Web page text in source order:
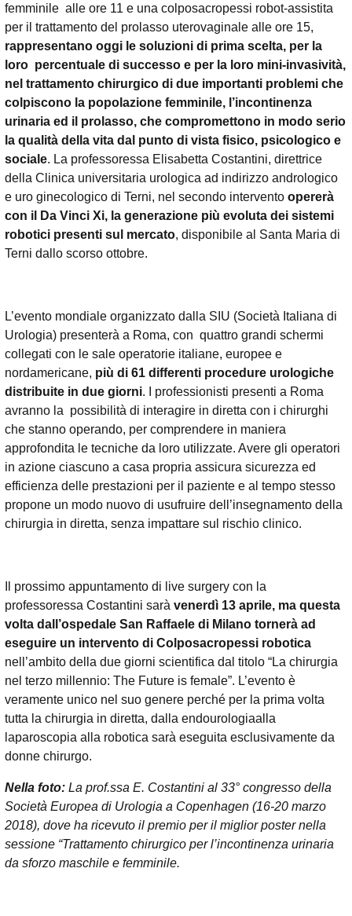
femminile alle ore 11 e una colposacropessi robot-assistita
per il trattamento del prolasso uterovaginale alle ore 15,
rappresentano oggi le soluzioni di prima scelta, per la
loro percentuale di successo e per la loro mini-invasività,
nel trattamento chirurgico di due importanti problemi che
colpiscono la popolazione femminile, l’incontinenza
urinaria ed il prolasso, che compromettono in modo serio
la qualità della vita dal punto di vista fisico, psicologico e
sociale. La professoressa Elisabetta Costantini, direttrice
della Clinica universitaria urologica ad indirizzo andrologico
e uro ginecologico di Terni, nel secondo intervento opererà
con il Da Vinci Xi, la generazione più evoluta dei sistemi
robotici presenti sul mercato, disponibile al Santa Maria di
Terni dallo scorso ottobre.
L’evento mondiale organizzato dalla SIU (Società Italiana di
Urologia) presenterà a Roma, con quattro grandi schermi
collegati con le sale operatorie italiane, europee e
nordamericane, più di 61 differenti procedure urologiche
distribuite in due giorni. I professionisti presenti a Roma
avranno la possibilità di interagire in diretta con i chirurghi
che stanno operando, per comprendere in maniera
approfondita le tecniche da loro utilizzate. Avere gli operatori
in azione ciascuno a casa propria assicura sicurezza ed
efficienza delle prestazioni per il paziente e al tempo stesso
propone un modo nuovo di usufruire dell’insegnamento della
chirurgia in diretta, senza impattare sul rischio clinico.
Il prossimo appuntamento di live surgery con la
professoressa Costantini sarà venerdì 13 aprile, ma questa
volta dall’ospedale San Raffaele di Milano tornerà ad
eseguire un intervento di Colposacropessi robotica
nell’ambito della due giorni scientifica dal titolo “La chirurgia
nel terzo millennio: The Future is female”. L’evento è
veramente unico nel suo genere perché per la prima volta
tutta la chirurgia in diretta, dalla endourologiaalla
laparoscopia alla robotica sarà eseguita esclusivamente da
donne chirurgo.
Nella foto: La prof.ssa E. Costantini al 33° congresso della
Società Europea di Urologia a Copenhagen (16-20 marzo
2018), dove ha ricevuto il premio per il miglior poster nella
sessione “Trattamento chirurgico per l’incontinenza urinaria
da sforzo maschile e femminile.